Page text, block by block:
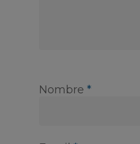
Nombre *